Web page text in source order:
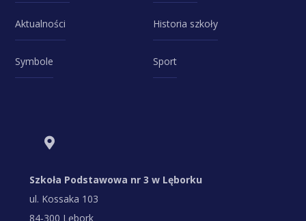
Aktualności Historia szkoły
Symbole Sport
Szkoła Podstawowa nr 3 w Lęborku
ul. Kossaka 103
84-300 Lębork